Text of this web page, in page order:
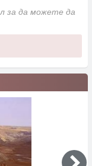
за да можете да